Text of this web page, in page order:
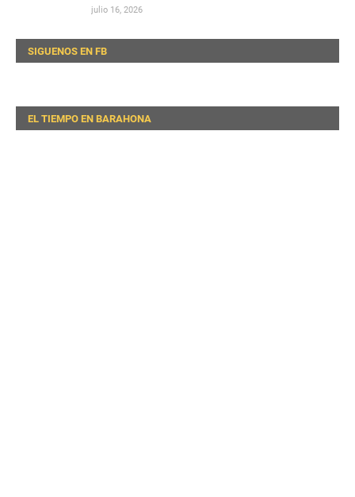
julio 16, 2026
SIGUENOS EN FB
EL TIEMPO EN BARAHONA